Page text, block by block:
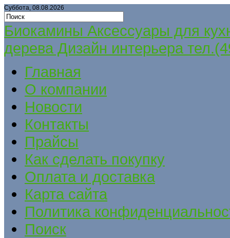
Суббота, 08.08.2026
Биокамины Аксессуары для
дерева Дизайн интерьера
Главная
О компании
Новости
Контакты
Прайсы
Как сделать покупку
Оплата и доставка
Карта сайта
Политика
Поиск